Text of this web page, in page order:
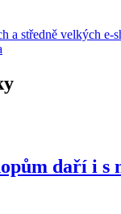
a středně velkých e-
daří i